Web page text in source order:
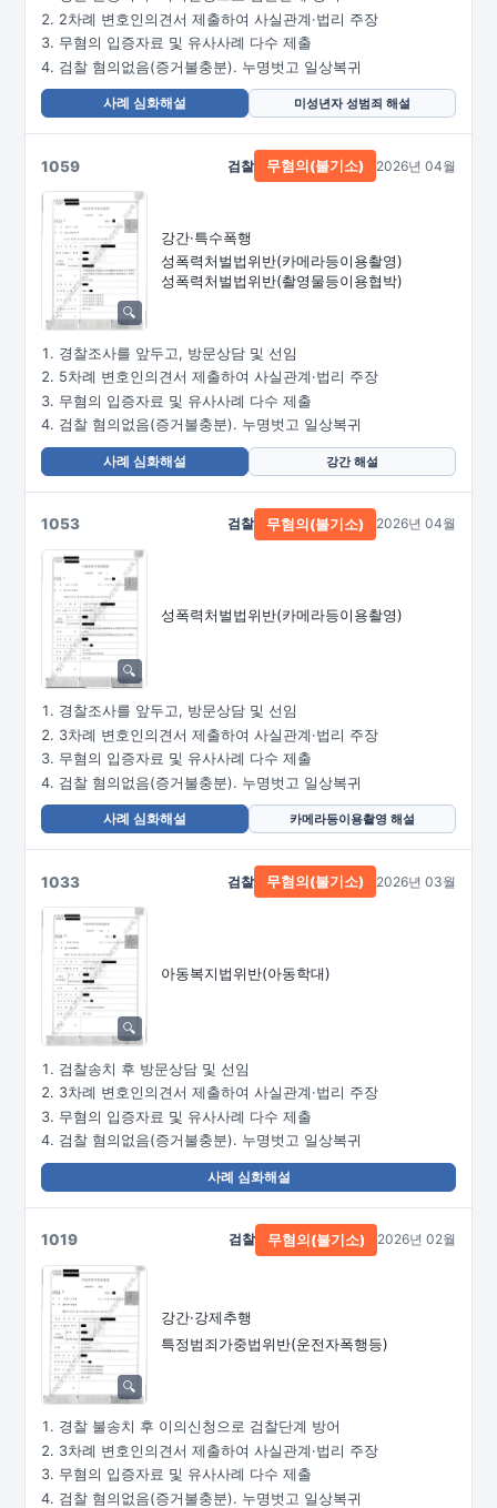
2차례 변호인의견서 제출하여 사실관계·법리 주장
무혐의 입증자료 및 유사사례 다수 제출
검찰 혐의없음(증거불충분). 누명벗고 일상복귀
사례 심화해설 미성년자 성범죄 해설
1059
강간·특수폭행
성폭력처벌법위반(카메라등이용촬영)
성폭력처벌법위반(촬영물등이용협박)
검찰 무혐의(불기소) 2026년 04월
경찰조사를 앞두고, 방문상담 및 선임
5차례 변호인의견서 제출하여 사실관계·법리 주장
무혐의 입증자료 및 유사사례 다수 제출
검찰 혐의없음(증거불충분). 누명벗고 일상복귀
사례 심화해설 강간 해설
1053
성폭력처벌법위반(카메라등이용촬영)
검찰 무혐의(불기소) 2026년 04월
경찰조사를 앞두고, 방문상담 및 선임
3차례 변호인의견서 제출하여 사실관계·법리 주장
무혐의 입증자료 및 유사사례 다수 제출
검찰 혐의없음(증거불충분). 누명벗고 일상복귀
사례 심화해설 카메라등이용촬영 해설
1033
아동복지법위반(아동학대)
검찰 무혐의(불기소) 2026년 03월
검찰송치 후 방문상담 및 선임
3차례 변호인의견서 제출하여 사실관계·법리 주장
무혐의 입증자료 및 유사사례 다수 제출
검찰 혐의없음(증거불충분). 누명벗고 일상복귀
사례 심화해설
1019
강간·강제추행
특정범죄가중법위반(운전자폭행등)
검찰 무혐의(불기소) 2026년 02월
경찰 불송치 후 이의신청으로 검찰단계 방어
3차례 변호인의견서 제출하여 사실관계·법리 주장
무혐의 입증자료 및 유사사례 다수 제출
검찰 혐의없음(증거불충분). 누명벗고 일상복귀